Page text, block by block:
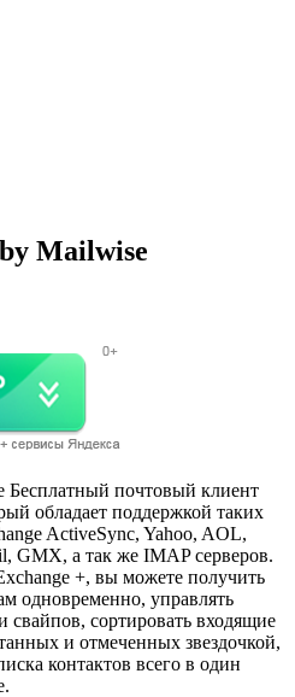
Mailwise
Бесплатный почтовый клиент
обладает поддержкой таких
ActiveSync, Yahoo, AOL,
GMX, а так же IMAP серверов.
+, вы можете получить
одновременно, управлять
сортировать входящие
и отмеченных звездочкой,
контактов всего в один